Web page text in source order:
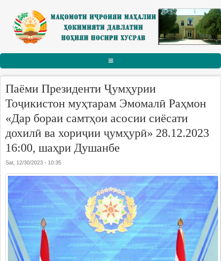
Skip to main content
АСОСӢ
РАИСИ НОҲИЯ
Тарҷумаи ҳол
Паёму табрикот
Суханрониҳо
Боздидҳо
Мулоқотҳо
МАҚОМОТИ ИҶРОИЯ
Дастгоҳи раиси ноҳия
Муовинони раиси ноҳия
Сохтор
Паёми Президенти Ҷумҳурии
Тоҷикистон муҳтарам Эмомалӣ Раҳмон
«Дар бораи самтҳои асосии сиёсати
дохилӣ ва хориҷии ҷумҳурӣ» 28.12.2023
16:00, шаҳри Душанбе
Sat, 12/30/2023 - 10:35